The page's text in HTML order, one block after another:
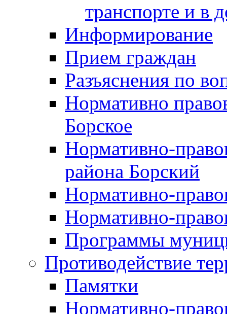
транспорте и в
Информирование
Прием граждан
Разъяснения по
Нормативно
Борское
Нормативно-
района Борский
Нормативно-
Нормативно-
Программы
Противодействие
Памятки
Нормативно-